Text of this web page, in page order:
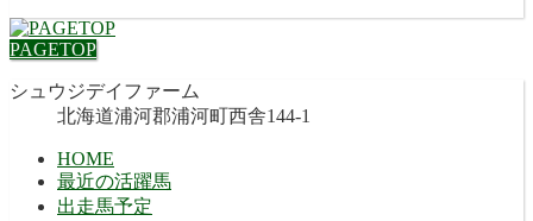
PAGETOP
シュウジデイファーム
北海道浦河郡浦河町西舎144-1
HOME
最近の活躍馬
出走馬予定